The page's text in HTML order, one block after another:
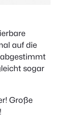
auf die
sogar
Große